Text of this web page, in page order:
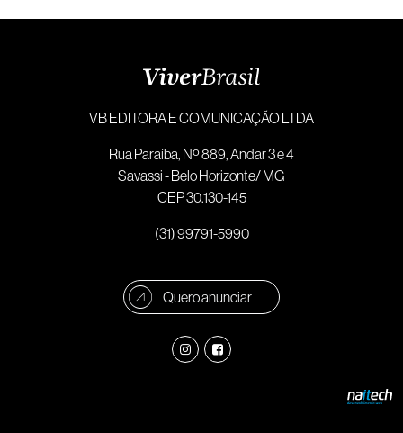
VB EDITORA E COMUNICAÇÃO LTDA
Rua Paraíba, Nº 889, Andar 3 e 4
Savassi - Belo Horizonte/ MG
CEP 30.130-145
(31) 99791-5990
Quero anunciar